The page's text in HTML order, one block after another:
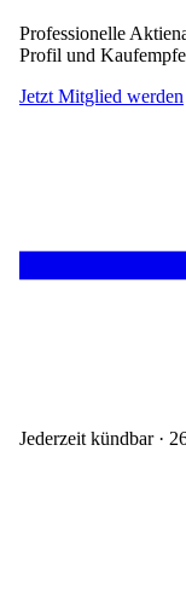
Professionelle
Profil und
Jetzt Mitglied werden
Jederzeit kündbar ·